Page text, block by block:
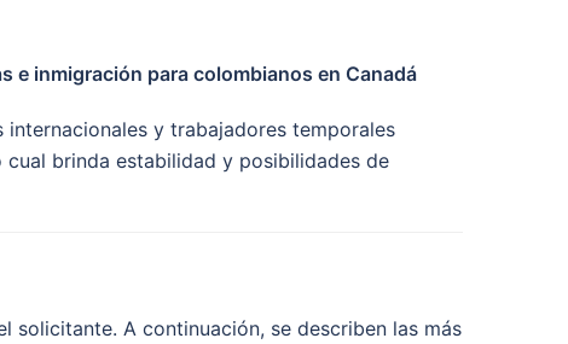
e inmigración para colombianos en Canadá
y trabajadores temporales
brinda estabilidad y posibilidades de
solicitante. A continuación, se describen las más